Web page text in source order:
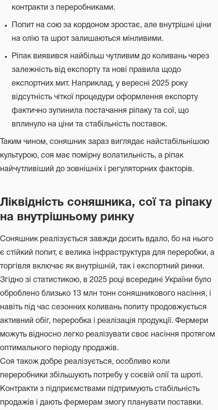
контракти з переробниками.
Попит на сою за кордоном зростає, але внутрішні ціни
на олію та шрот залишаються мінливими.
Ріпак виявився найбільш чутливим до коливань через
залежність від експорту та нові правила щодо
експортних мит. Наприклад, у вересні 2025 року
відсутність чіткої процедури оформлення експорту
фактично зупинила постачання ріпаку та сої, що
вплинуло на ціни та стабільність поставок.
Таким чином, соняшник зараз виглядає найстабільнішою
культурою, соя має помірну волатильність, а ріпак
найчутливіший до зовнішніх і регуляторних факторів.
Ліквідність соняшника, сої та ріпаку
на внутрішньому ринку
Соняшник реалізується завжди досить вдало, бо на нього
є стійкий попит, є велика інфраструктура для переробки, а
торгівля включає як внутрішній, так і експортний ринки.
Згідно зі статистикою, в 2025 році всередині України було
оброблено близько 13 млн тонн соняшникового насіння, і
навіть під час сезонних коливань попиту продовжується
активний обіг, переробка і реалізація продукції. Фермери
можуть відносно легко реалізувати своє насіння протягом
оптимального періоду продажів.
Соя також добре реалізується, особливо коли
переробники збільшують потребу у соєвій олії та шроті.
Контракти з підприємствами підтримують стабільність
продажів і дають фермерам змогу планувати поставки.